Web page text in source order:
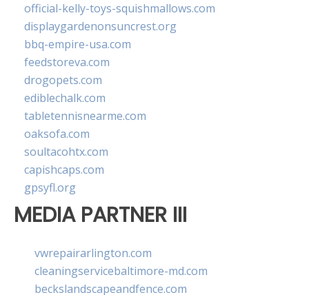
official-kelly-toys-squishmallows.com
displaygardenonsuncrest.org
bbq-empire-usa.com
feedstoreva.com
drogopets.com
ediblechalk.com
tabletennisnearme.com
oaksofa.com
soultacohtx.com
capishcaps.com
gpsyfl.org
MEDIA PARTNER III
vwrepairarlington.com
cleaningservicebaltimore-md.com
beckslandscapeandfence.com